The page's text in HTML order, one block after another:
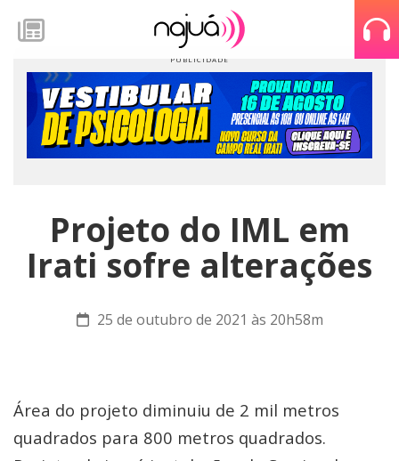
Projeto do IML em
Irati sofre alterações
25 de outubro de 2021 às 20h58m
Área do projeto diminuiu de 2 mil metros
quadrados para 800 metros quadrados.